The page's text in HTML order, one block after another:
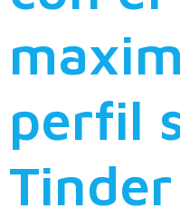
perfil
Tinder